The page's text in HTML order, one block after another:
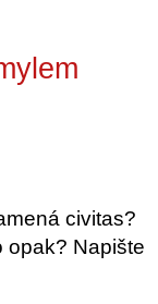
civitas?
opak? Napište